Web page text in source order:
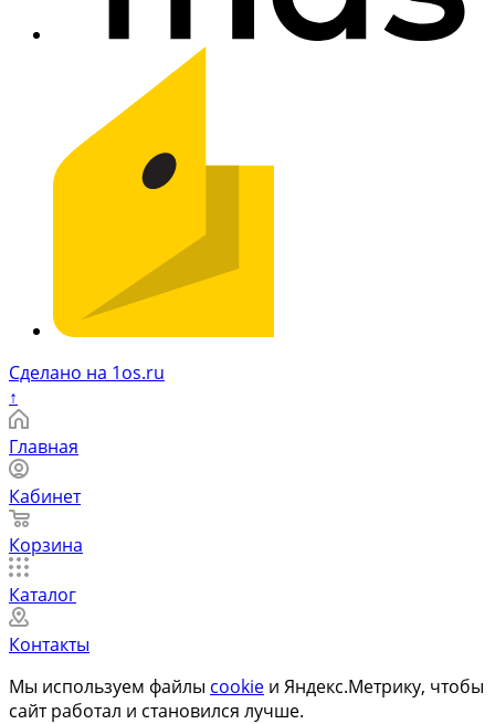
Сделано на 1os.ru
↑
Главная
Кабинет
Корзина
Каталог
Контакты
Мы используем файлы cookie и Яндекс.Метрику, чтобы
сайт работал и становился лучше.